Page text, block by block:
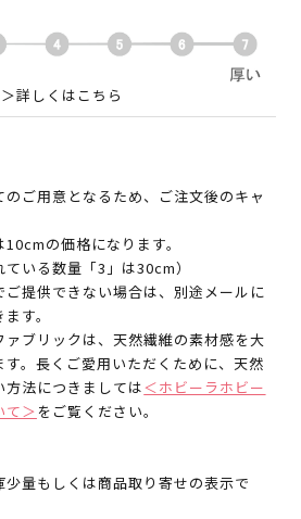
詳しくはこちら
のご用意となるため、ご注文後のキャ
の価格になります。
ている数量「3」は30cm）
ご提供できない場合は、別途メールに
す。
ァブリックは、天然繊維の素材感を大
。長くご愛用いただくために、天然
法につきましては＜ホビーラホビー
て＞ をご覧ください。
量もしくは商品取り寄せの表示で